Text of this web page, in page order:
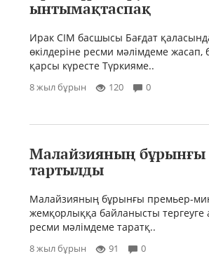
ынтымақтаспақ
Ирак СІМ басшысы Бағдат
өкілдеріне ресми мәлімдеме
қарсы күресте Түркияме..
8 жыл бұрын 120 0
Малайзияның бұрынғы
тартылды
Малайзияның бұрынғы премьер-
жемқорлыққа байланысты тергеуге
ресми мәлімдеме таратқ..
8 жыл бұрын 91 0